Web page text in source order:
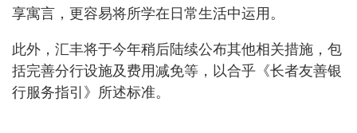
享寓言，更容易将所学在日常生活中运用。
此外，汇丰将于今年稍后陆续公布其他相关措施，包
括完善分行设施及费用减免等，以合乎《长者友善银
行服务指引》所述标准。